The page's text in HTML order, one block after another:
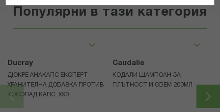
Популярни в тази категория
Ducray
ДЮКРЕ АНАКАПС ЕКСПЕРТ
ХРАНИТЕЛНА ДОБАВКА ПРОТИВ
КОСОПАД КАПС. Х90
Caudalie
КОДАЛИ ШАМПОАН ЗА
ПЛЪТНОСТ И ОБЕМ 200МЛ